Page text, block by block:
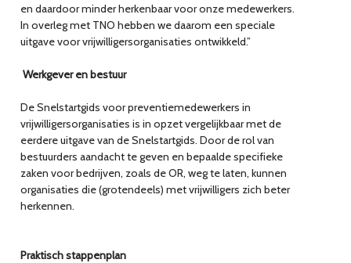
en daardoor minder herkenbaar voor onze medewerkers.
In overleg met TNO hebben we daarom een speciale
uitgave voor vrijwilligersorganisaties ontwikkeld.”
Werkgever en bestuur
De Snelstartgids voor preventiemedewerkers in
vrijwilligersorganisaties is in opzet vergelijkbaar met de
eerdere uitgave van de Snelstartgids. Door de rol van
bestuurders aandacht te geven en bepaalde specifieke
zaken voor bedrijven, zoals de OR, weg te laten, kunnen
organisaties die (grotendeels) met vrijwilligers zich beter
herkennen.
Praktisch stappenplan